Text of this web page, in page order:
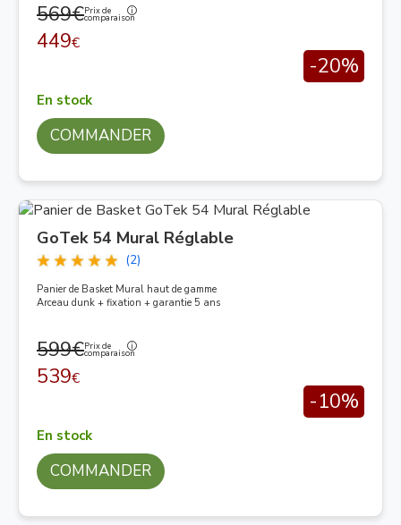
569€Prix de
comparaison
449€
-20%
En stock
COMMANDER
GoTek 54 Mural Réglable
(2)
Panier de Basket Mural haut de gamme
Arceau dunk + fixation + garantie 5 ans
599€Prix de
comparaison
539€
-10%
En stock
COMMANDER